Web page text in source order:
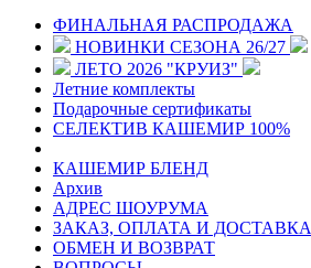
ФИНАЛЬНАЯ РАСПРОДАЖА
НОВИНКИ СЕЗОНА 26/27
ЛЕТО 2026 "КРУИЗ"
Летние комплекты
Подарочные сертификаты
СЕЛЕКТИВ КАШЕМИР 100%
КАШЕМИР БЛЕНД
Архив
АДРЕС ШОУРУМА
ЗАКАЗ, ОПЛАТА И ДОСТАВКА
ОБМЕН И ВОЗВРАТ